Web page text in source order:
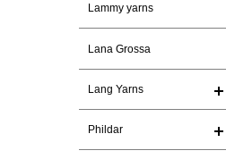
Lammy yarns
Lana Grossa
Lang Yarns
Phildar